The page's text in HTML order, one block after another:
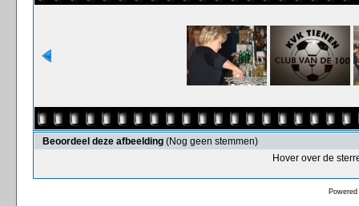
Beoordeel deze afbeelding (Nog geen stemmen)
Hover over de